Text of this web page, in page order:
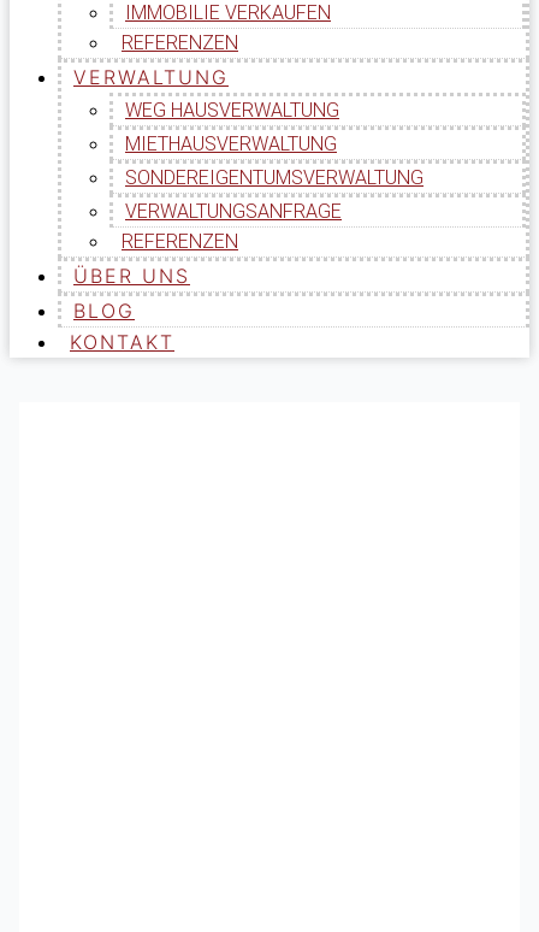
IMMOBILIE VERKAUFEN
REFERENZEN
VERWALTUNG
WEG HAUSVERWALTUNG
MIETHAUSVERWALTUNG
SONDEREIGENTUMSVERWALTUNG
VERWALTUNGSANFRAGE
REFERENZEN
ÜBER UNS
BLOG
KONTAKT